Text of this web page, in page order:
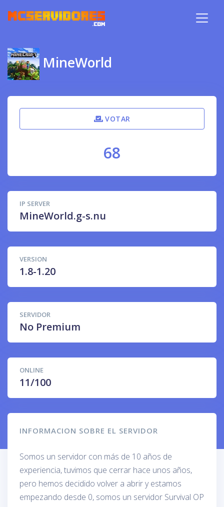
MineWorld
IP SERVER
MineWorld.g-s.nu
VERSION
1.8-1.20
SERVIDOR
No Premium
ONLINE
11/100
VOTAR
68
INFORMACION SOBRE EL SERVIDOR
Somos un servidor con más de 10 años de
experiencia, tuvimos que cerrar hace unos años,
pero hemos decidido volver a abrir y estamos
empezando desde 0, somos un servidor Survival OP